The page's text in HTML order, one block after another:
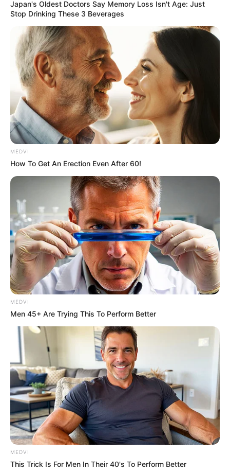
The Monster Snake That Makes Anacondas Look
Tiny!
BRAINBERRIES
You'll Be Amazed By The Blue Lagoon Stars Today
BRAINBERRIES
17 Astonishingly Beautiful Cave Churches
BRAINBERRIES
Japan's Oldest Doctors Say Memory Loss Isn't Age: Just
Stop Drinking These 3 Beverages
MEDVI
How To Get An Erection Even After 60!
MEDVI
Men 45+ Are Trying This To Perform Better
MEDVI
This Trick Is For Men In Their 40's To Perform Better